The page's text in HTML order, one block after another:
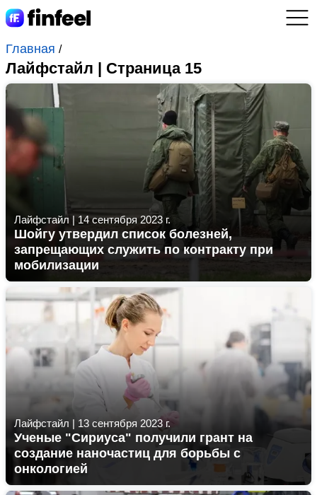
Главная /
Лайфстайл | Страница 15
Лайфстайл |14 сентября 2023 г.
Шойгу утвердил список болезней,
запрещающих служить по контракту при
мобилизации
Лайфстайл | 13 сентября 2023 г.
Ученые "Сириуса" получили грант на
создание наночастиц для борьбы с
онкологией